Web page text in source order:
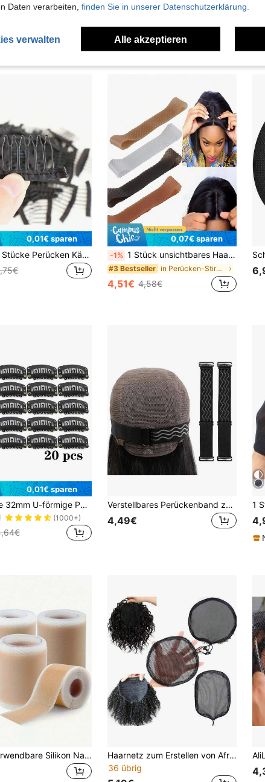
Auch Angeschaut
0,01€ sparen
10/20/50 Stücke Perücken Kämme zum Befestigen von Perücken, 6-Zahn Perückenkämme, Perückenclips mit Stoff zum Herstellen von Perückenkappen, Stahlmaterial Clips und Kämme für Haare
0,07€ sparen
-1% 1 Stück unsichtbares Haarband, rutschfester transparenter Perückengriff, bequeme elastische Perückenkappemit Spitze geeignet, hält die Perücke sicher
#3 Bestseller in Perücken-Stirnbänder Perückenkappen & Werkzeuge
4,51€ 4,58€
0,01€ sparen
20 Stücke 32mm U-förmige Perückenclips Mit Silikonrücken Für Haarverlängerungs-zubehörwerkzeug
(1000+)
Verstellbares Perückenband zum Fixieren von Perücken, rutschfestes Perückenband, 1-3 Stücke schwarzes verstellbares elastisches Band für das Herstellen von Perücken
4,49€
Wiederverwendbare Silikon Narben Abdeckband - Geeignet für Kaiserschnitt, Akne, Verbrennungen, Operationen und Dehnungsstreifen - Glatte, feuchtigkeitsspendende, hellbeige Farbe, verbessert die Haftung | Flexibler Sitz | Vielseitige Hautpflege, geeignet für Operationen, Verbrennungen, Narben nach der Geburt, parfümfrei, lebenswichtige Körperpflege, Tattoo Zubehör
Haarnetz zum Erstellen von Afro-Dutt-Zopf und Afro-Haarbun - Schwarzes klebstofffreies Zopfhaarnetz mit Perückkämmen - Verstellbarer Riemen Afro-Haarbun-Flechthaarnetz für Frauen
36 übrig
Daten verarbeiten, finden Sie in unserer Datenschutzerklärung.
verwalten Alle akzeptieren